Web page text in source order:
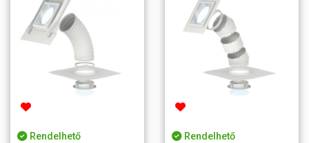
Rendelhető
Rendelhető